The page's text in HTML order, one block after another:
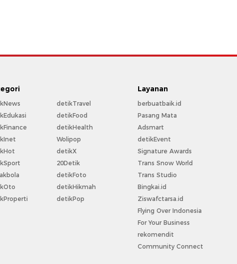
detikTravel
detikFood
detikHealth
Wolipop
detikX
20Detik
detikFoto
detikHikmah
detikPop
Layanan
berbuatbaik.id
Pasang Mata
Adsmart
detikEvent
Signature Awards
Trans Snow World
Trans Studio
Bingkai.id
Ziswafctarsa.id
Flying Over Indonesia
For Your Business
rekomendit
Community Connect